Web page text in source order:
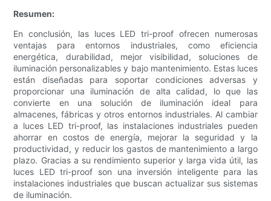
Resumen:
En conclusión, las luces LED tri-proof ofrecen numerosas
ventajas para entornos industriales, como eficiencia
energética, durabilidad, mejor visibilidad, soluciones de
iluminación personalizables y bajo mantenimiento. Estas luces
están diseñadas para soportar condiciones adversas y
proporcionar una iluminación de alta calidad, lo que las
convierte en una solución de iluminación ideal para
almacenes, fábricas y otros entornos industriales. Al cambiar
a luces LED tri-proof, las instalaciones industriales pueden
ahorrar en costos de energía, mejorar la seguridad y la
productividad, y reducir los gastos de mantenimiento a largo
plazo. Gracias a su rendimiento superior y larga vida útil, las
luces LED tri-proof son una inversión inteligente para las
instalaciones industriales que buscan actualizar sus sistemas
de iluminación.